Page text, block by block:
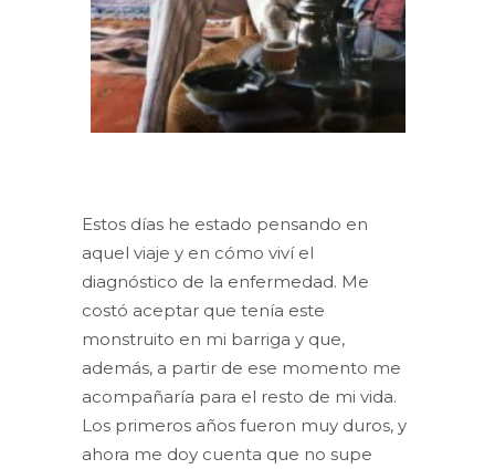
Estos días he estado pensando en
aquel viaje y en cómo viví el
diagnóstico de la enfermedad. Me
costó aceptar que tenía este
monstruito en mi barriga y que,
además, a partir de ese momento me
acompañaría para el resto de mi vida.
Los primeros años fueron muy duros, y
ahora me doy cuenta que no supe